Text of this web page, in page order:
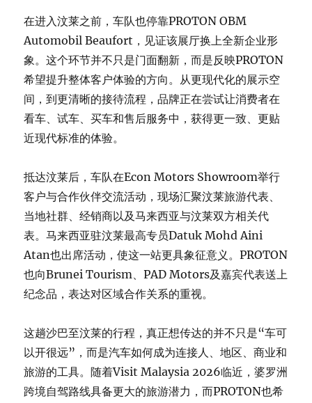
在进入汶莱之前，车队也停靠PROTON OBM
Automobil Beaufort，见证该展厅换上全新企业形
象。这个环节并不只是门面翻新，而是反映PROTON
希望提升整体客户体验的方向。从更现代化的展示空
间，到更清晰的接待流程，品牌正在尝试让消费者在
看车、试车、买车和售后服务中，获得更一致、更贴
近现代标准的体验。
抵达汶莱后，车队在Econ Motors Showroom举行
客户与合作伙伴交流活动，现场汇聚汶莱旅游代表、
当地社群、经销商以及马来西亚与汶莱双方相关代
表。马来西亚驻汶莱最高专员Datuk Mohd Aini
Atan也出席活动，使这一站更具象征意义。PROTON
也向Brunei Tourism、PAD Motors及嘉宾代表送上
纪念品，表达对区域合作关系的重视。
这趟沙巴至汶莱的行程，真正想传达的并不只是“车可
以开很远”，而是汽车如何成为连接人、地区、商业和
旅游的工具。随着Visit Malaysia 2026临近，婆罗洲
跨境自驾路线具备更大的旅游潜力，而PROTON也希